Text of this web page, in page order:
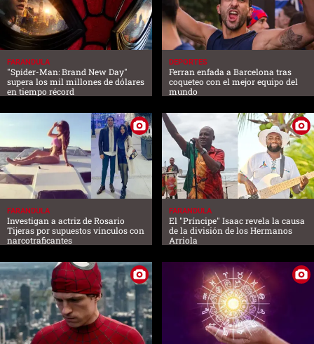
FARANDULA
"Spider-Man: Brand New Day"
supera los mil millones de dólares
en tiempo récord
DEPORTES
Ferran enfada a Barcelona tras
coqueteo con el mejor equipo del
mundo
FARANDULA
Investigan a actriz de Rosario
Tijeras por supuestos vínculos con
narcotraficantes
FARANDULA
El "Príncipe" Isaac revela la causa
de la división de los Hermanos
Arriola